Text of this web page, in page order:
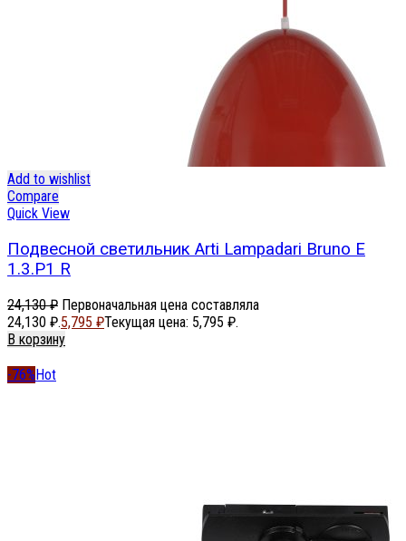
Add to wishlist
Compare
Quick View
Подвесной светильник Arti Lampadari Bruno E
1.3.P1 R
24,130₽ Первоначальная цена составляла
24,130 ₽.5,795 ₽Текущая цена: 5,795 ₽.
В корзину
-76%Hot